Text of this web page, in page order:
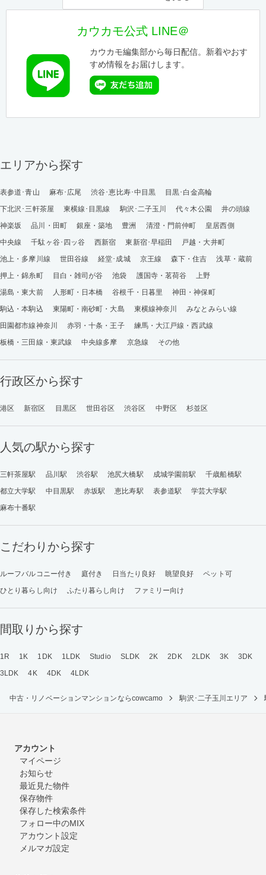
カウカモ公式 LINE＠
カウカモ編集部から毎日配信。新着やおす
すめ情報をお届けします。
エリアから探す
表参道･青山 麻布･広尾 渋谷･恵比寿･中目黒
目黒･白金高輪
下北沢･三軒茶屋
東横線･目黒線 駒沢･二子玉川 代々木公園
井の頭線
神楽坂
品川・田町 銀座・築地 豊洲 清澄・門前仲町
皇居西側
中央線
千駄ヶ谷･四ッ谷 西新宿 東新宿･早稲田
戸越・大井町
池上・多摩川線
世田谷線 経堂･成城 京王線 森下・住吉
浅草・蔵前
押上・錦糸町
目白・雑司が谷 池袋 護国寺・茗荷谷
上野
湯島・東大前
人形町・日本橋 谷根千・日暮里
神田・神保町
駒込・本駒込
東陽町・南砂町・大島 東横線神奈川
みなとみらい線
田園都市線神奈川
赤羽・十条・王子
練馬・大江戸線・西武線
板橋・三田線・東武線
中央線多摩 京急線 その他
行政区から探す
港区 新宿区 目黒区 世田谷区 渋谷区 中野区 杉並区
人気の駅から探す
三軒茶屋駅 品川駅 渋谷駅 池尻大橋駅 成城学園前駅
千歳船橋駅
都立大学駅
中目黒駅 赤坂駅 恵比寿駅 表参道駅
学芸大学駅
麻布十番駅
こだわりから探す
ルーフバルコニー付き 庭付き 日当たり良好 眺望良好
ペット可
ひとり暮らし向け
ふたり暮らし向け ファミリー向け
間取りから探す
1R 1K 1DK 1LDK Studio SLDK 2K 2DK 2LDK 3K
3DK
3LDK
4K 4DK 4LDK
中古・リノベーションマンションならcowcamo 駒沢･二子玉川エリア
アカウント
マイページ
お知らせ
最近見た物件
保存物件
保存した検索条件
フォロー中のMIX
アカウント設定
メルマガ設定